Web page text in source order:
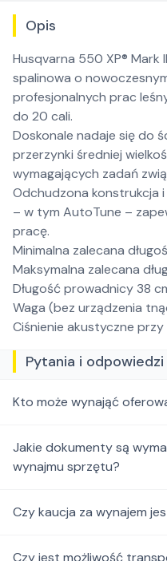
Opis
Husqvarna 550 XP® Mark
spalinowa o
profesjonalnych prac
do 20 cali.
Doskonale nadaje się do
przerzynki średniej
wymagających zadań
Odchudzona konstrukcja
– w tym AutoTune –
pracę.
Minimalna zalecana
Maksymalna zalecana
Długość prowadnicy 38
Waga (bez urządzenia
Ciśnienie akustyczne
Pytania i odpowiedzi
Kto może wynająć
Jakie dokumenty są
wynajmu sprzętu?
Czy kaucja za wynajem
Czy jest możliwość